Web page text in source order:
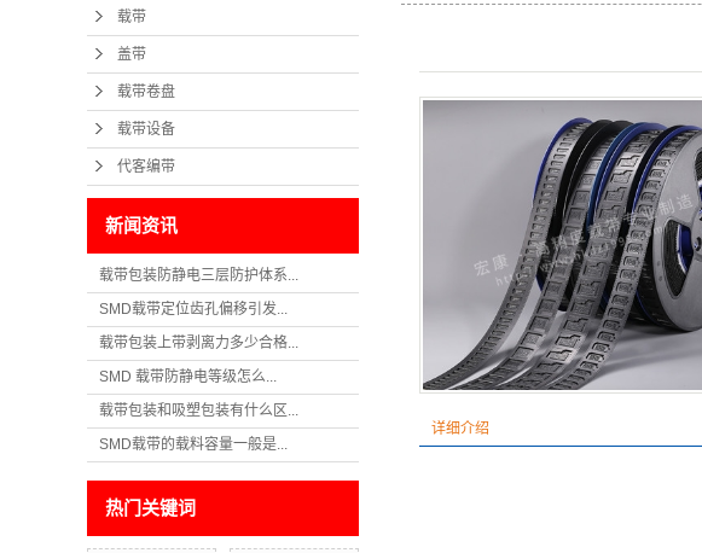
载带
盖带
载带卷盘
载带设备
代客编带
新闻资讯
载带包装防静电三层防护体系...
SMD载带定位齿孔偏移引发...
载带包装上带剥离力多少合格...
SMD 载带防静电等级怎么...
载带包装和吸塑包装有什么区...
SMD载带的载料容量一般是...
热门关键词
详细介绍